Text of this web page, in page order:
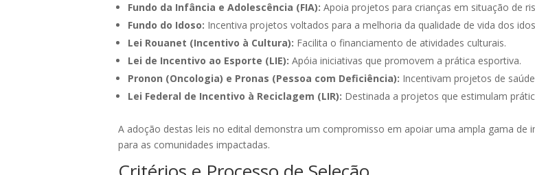
Fundo da Infância e Adolescência (FIA): Apoia projetos para crianças em situação de
Fundo do Idoso: Incentiva projetos voltados para a melhoria da qualidade de vida dos
Lei Rouanet (Incentivo à Cultura): Facilita o financiamento de atividades culturais.
Lei de Incentivo ao Esporte (LIE): Apóia iniciativas que promovem a prática esportiva.
Pronon (Oncologia) e Pronas (Pessoa com Deficiência): Incentivam projetos de
Lei Federal de Incentivo à Reciclagem (LIR): Destinada a projetos que estimulam
A adoção destas leis no edital demonstra um compromisso em apoiar uma ampla gama de
para as comunidades impactadas.